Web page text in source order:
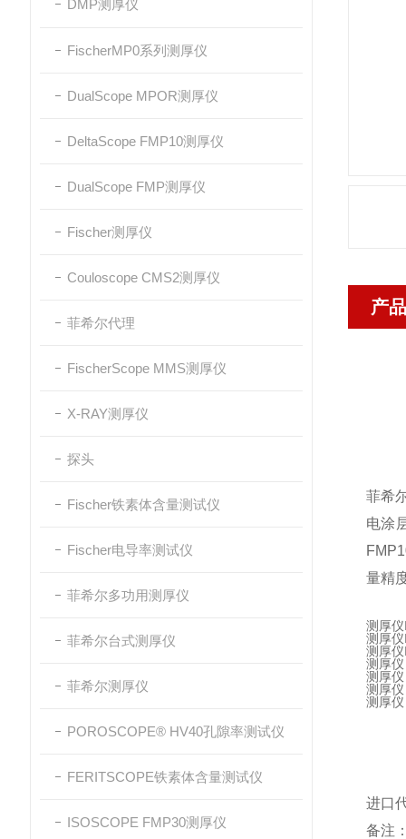
DMP测厚仪
FischerMP0系列测厚仪
DualScope MPOR测厚仪
DeltaScope FMP10测厚仪
DualScope FMP测厚仪
Fischer测厚仪
Couloscope CMS2测厚仪
菲希尔代理
FischerScope MMS测厚仪
X-RAY测厚仪
探头
Fischer铁素体含量测试仪
Fischer电导率测试仪
菲希尔多功用测厚仪
菲希尔台式测厚仪
菲希尔测厚仪
POROSCOPE® HV40孔隙率测试仪
FERITSCOPE铁素体含量测试仪
ISOSCOPE FMP30测厚仪
产
菲希
电涂
量精
测厚
测厚
测厚
测厚
测厚
测厚
测厚
进口
备注